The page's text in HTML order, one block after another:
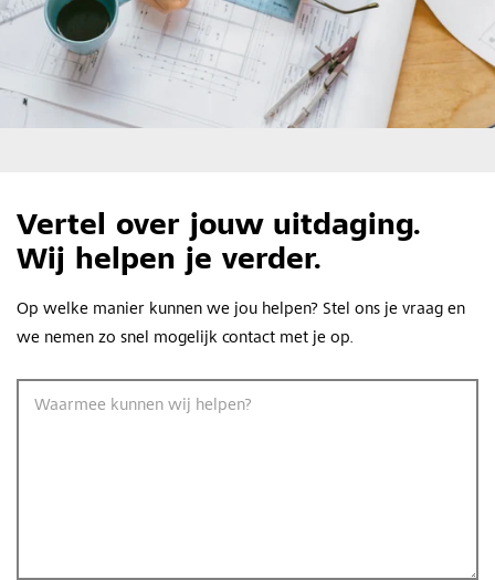
Vertel over jouw uitdaging.
Wij helpen je verder.
Op welke manier kunnen we jou helpen? Stel ons je vraag en
we nemen zo snel mogelijk contact met je op.
Waarmee kunnen wij helpen?